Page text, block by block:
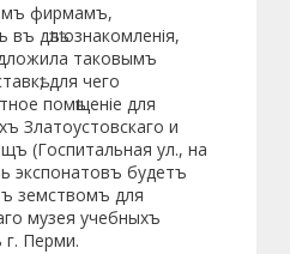
фирмамъ,
дѣлѣ ознакомленія,
тако­вымъ
для чего
помѣщеніе для
Златоустовскаго и
(Госпитальная ул., на
экспонатовъ будетъ
зем­ствомъ для
музея учебныхъ
г. Перми.